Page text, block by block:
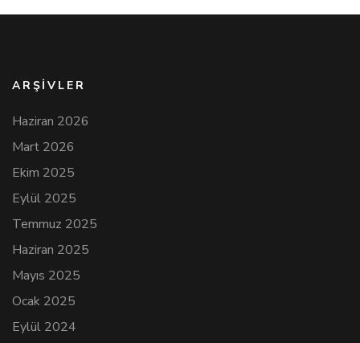
ARŞIVLER
Haziran 2026
Mart 2026
Ekim 2025
Eylül 2025
Temmuz 2025
Haziran 2025
Mayıs 2025
Ocak 2025
Eylül 2024